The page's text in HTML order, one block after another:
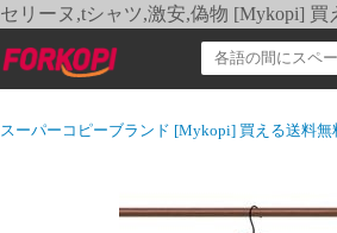
セリーヌ,tシャツ,激安,偽物 [Mykopi]
スーパーコピーブランド [Mykopi] 買える送料無